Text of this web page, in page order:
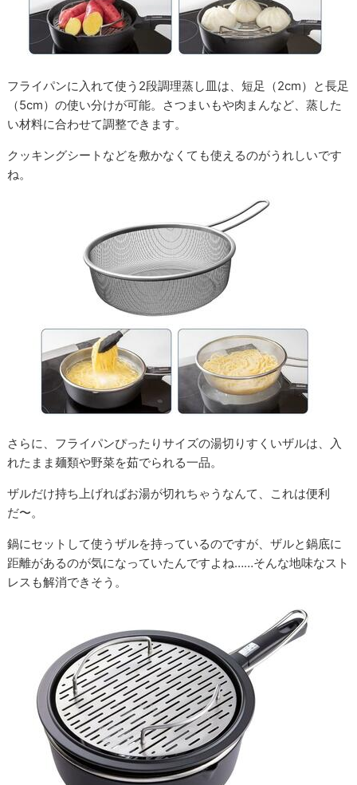
フライパンに入れて使う2段調理蒸し皿は、短足（2cm）と長足
（5cm）の使い分けが可能。さつまいもや肉まんなど、蒸した
い材料に合わせて調整できます。
クッキングシートなどを敷かなくても使えるのがうれしいです
ね。
さらに、フライパンぴったりサイズの湯切りすくいザルは、入
れたまま麺類や野菜を茹でられる一品。
ザルだけ持ち上げればお湯が切れちゃうなんて、これは便利
だ〜。
鍋にセットして使うザルを持っているのですが、ザルと鍋底に
距離があるのが気になっていたんですよね……そんな地味なスト
レスも解消できそう。